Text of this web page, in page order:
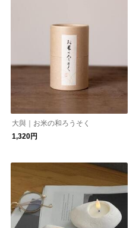
大與｜お米の和ろうそく
1,320円